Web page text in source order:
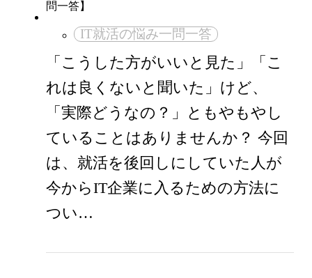
IT就活の悩み一問一答
「こうした方がいいと見た」「こ
れは良くないと聞いた」けど、
「実際どうなの？」ともやもやし
ていることはありませんか？ 今回
は、就活を後回しにしていた人が
今からIT企業に入るための方法に
つい…